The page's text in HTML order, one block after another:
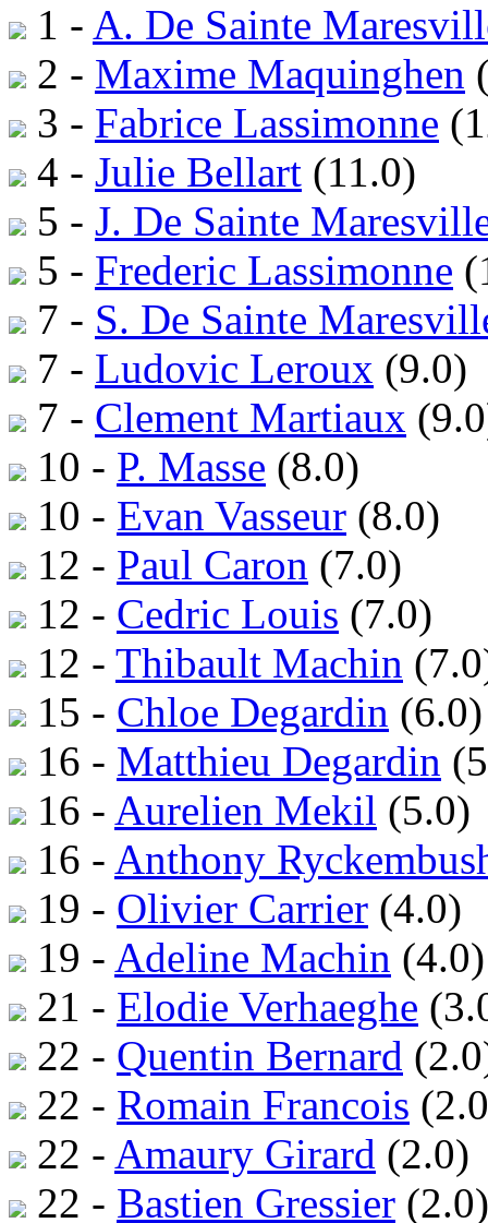
1 - A. De Sainte
2 - Maxime Maquinghen
3 - Fabrice Lassimonne
4 - Julie Bellart (11.0)
5 - J. De Sainte
5 - Frederic Lassimonne
7 - S. De Sainte
7 - Ludovic Leroux (9.0)
7 - Clement Martiaux
10 - P. Masse (8.0)
10 - Evan Vasseur (8.0)
12 - Paul Caron (7.0)
12 - Cedric Louis (7.0)
12 - Thibault Machin
15 - Chloe Degardin (6.0)
16 - Matthieu Degardin
16 - Aurelien Mekil (5.0)
16 - Anthony
19 - Olivier Carrier (4.0)
19 - Adeline Machin (4.0)
21 - Elodie Verhaeghe
22 - Quentin Bernard
22 - Romain Francois
22 - Amaury Girard (2.0)
22 - Bastien Gressier (2.0)